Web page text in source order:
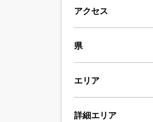
アクセス
県
エリア
詳細エリア